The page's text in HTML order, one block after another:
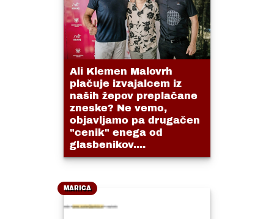
Ali Klemen Malovrh
plačuje izvajalcem iz
naših žepov preplačane
zneske? Ne vemo,
objavljamo pa drugačen
"cenik" enega od
glasbenikov....
MARICA